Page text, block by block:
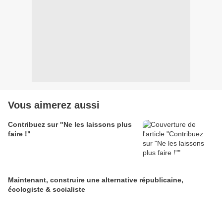
Vous aimerez aussi
Contribuez sur "Ne les laissons plus
faire !"
Maintenant, construire une alternative républicaine,
écologiste & socialiste